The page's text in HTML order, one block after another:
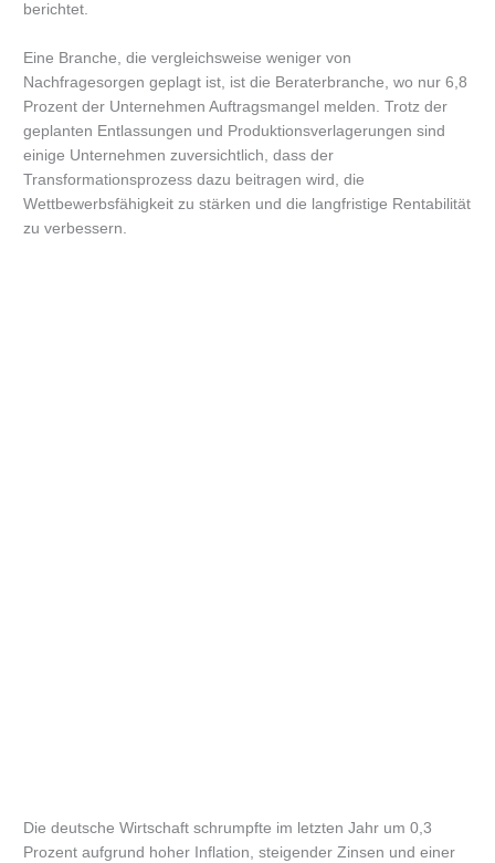
berichtet.
Eine Branche, die vergleichsweise weniger von
Nachfragesorgen geplagt ist, ist die Beraterbranche, wo nur 6,8
Prozent der Unternehmen Auftragsmangel melden. Trotz der
geplanten Entlassungen und Produktionsverlagerungen sind
einige Unternehmen zuversichtlich, dass der
Transformationsprozess dazu beitragen wird, die
Wettbewerbsfähigkeit zu stärken und die langfristige Rentabilität
zu verbessern.
Die deutsche Wirtschaft schrumpfte im letzten Jahr um 0,3
Prozent aufgrund hoher Inflation, steigender Zinsen und einer